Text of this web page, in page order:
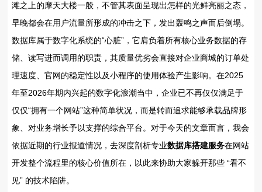
滩之上的摩天大楼一般，不管其表面呈现出怎样的光鲜亮丽之态，
早晚都会在用户流量所形成的冲击之下，发出轰鸣之声而后倒塌。
数据库属于数字化系统的“心脏”，它肩负着所有核心业务数据的存
储、读写进而调用的职责，其质量优劣会直接对企业商城的订单处
理速度、官网的稳定性以及小程序的使用体验产生影响。在2025
年至2026年期内兴起的数字化浪潮当中，企业已不再仅仅满足于
仅仅“拥有一个网站”这种简单状况，而是转而追求能够承载品牌形
象、对业务增长予以支撑的综合平台。对于今天的文章而言，我会
依据近期的行业报道情况，去深度剖析专业数据库搭建服务在网站
开发整个流程里的核心价值所在，以此来协助大家躲开那些 “看不
见” 的技术陷阱。